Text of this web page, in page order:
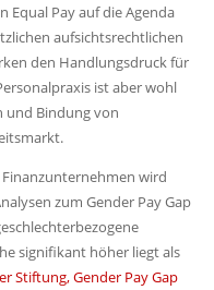
Equal Pay auf die Agenda
aufsichtsrechtlichen
den Handlungsdruck für
ist aber wohl
und Bindung von
wird
zum Gender Pay Gap
signifikant höher liegt als
Stiftung, Gender Pay Gap